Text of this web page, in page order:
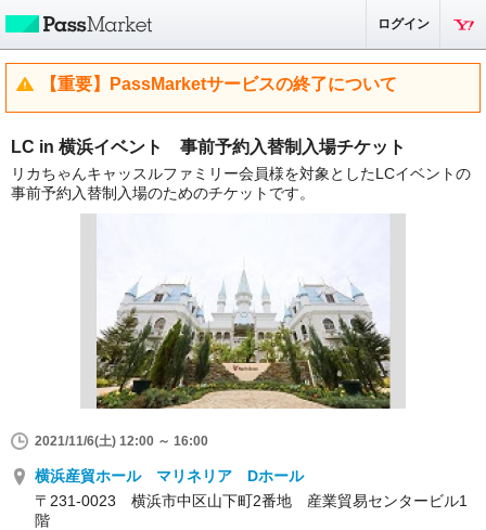
ログイン
【重要】PassMarketサービスの終了について
LC in 横浜イベント 事前予約入替制入場チケット
リカちゃんキャッスルファミリー会員様を対象としたLCイベントの
事前予約入替制入場のためのチケットです。
2021/11/6(土) 12:00 ～ 16:00
横浜産貿ホール マリネリア Dホール
〒231-0023 横浜市中区山下町2番地 産業貿易センタービル1
階